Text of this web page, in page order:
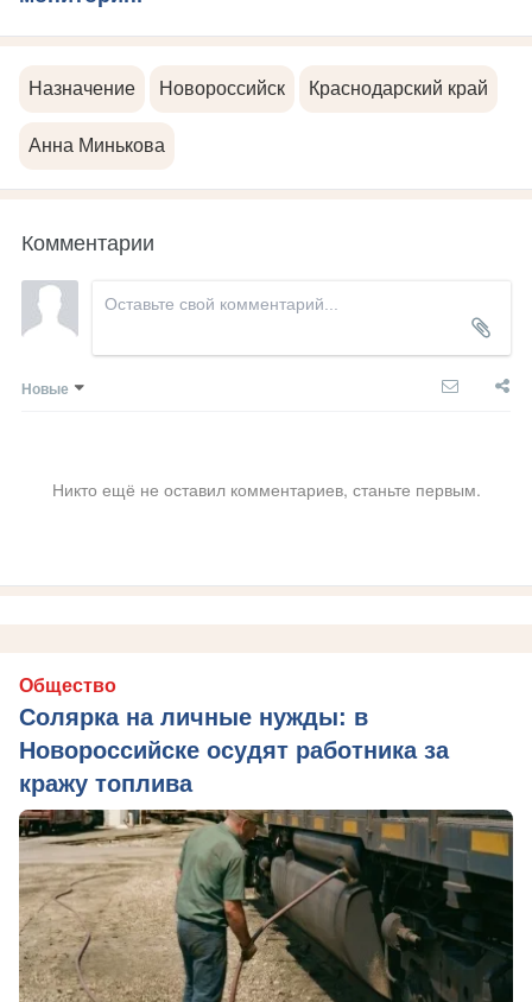
Назначение Новороссийск Краснодарский край
Анна Минькова
Комментарии
Новые
Никто ещё не оставил комментариев, станьте первым.
Общество
Солярка на личные нужды: в
Новороссийске осудят работника за
кражу топлива